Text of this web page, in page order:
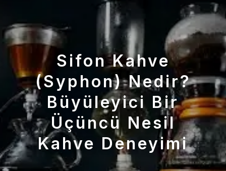
Sifon Kahve
(Syphon) Nedir?
Büyüleyici Bir
Üçüncü Nesil
Kahve Deneyimi